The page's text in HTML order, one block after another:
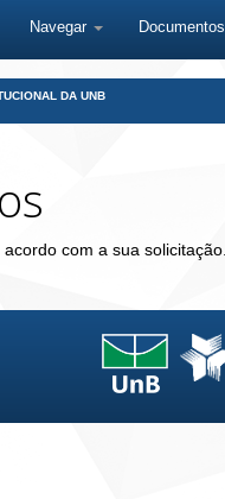
Navegar Documentos
DA UNB
com a sua solicitação.